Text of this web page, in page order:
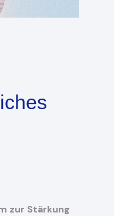
zur Stärkung